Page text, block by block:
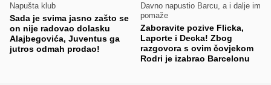
Napušta klub
Sada je svima jasno zašto se
on nije radovao dolasku
Alajbegovića, Juventus ga
jutros odmah prodao!
Davno napustio Barcu, a i dalje im
pomaže
Zaboravite pozive Flicka,
Laporte i Decka! Zbog
razgovora s ovim čovjekom
Rodri je izabrao Barcelonu